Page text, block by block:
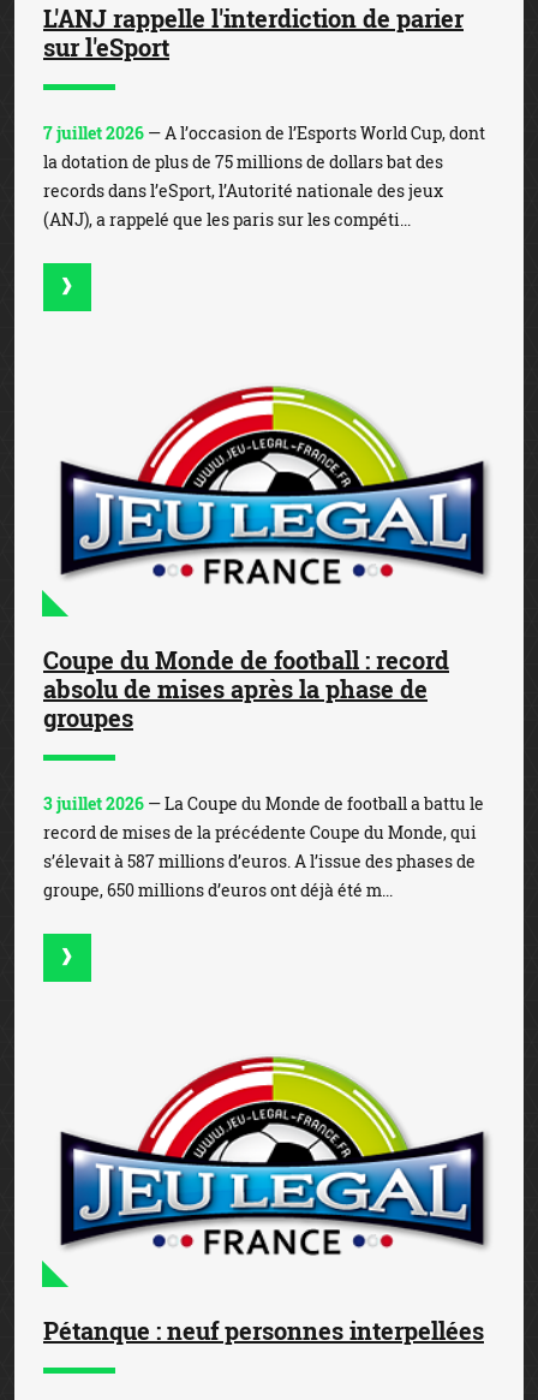
L'ANJ rappelle l'interdiction de parier
sur l'eSport
7 juillet 2026 — A l’occasion de l’Esports World Cup, dont
la dotation de plus de 75 millions de dollars bat des
records dans l’eSport, l’Autorité nationale des jeux
(ANJ), a rappelé que les paris sur les compéti...
Coupe du Monde de football : record
absolu de mises après la phase de
groupes
3 juillet 2026 — La Coupe du Monde de football a battu le
record de mises de la précédente Coupe du Monde, qui
s’élevait à 587 millions d’euros. A l’issue des phases de
groupe, 650 millions d’euros ont déjà été m...
Pétanque : neuf personnes interpellées